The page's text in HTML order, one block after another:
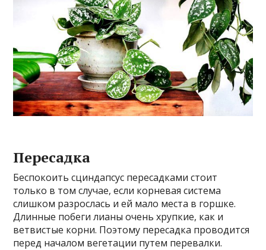
Пересадка
Беспокоить сциндапсус пересадками стоит
только в том случае, если корневая система
слишком разрослась и ей мало места в горшке.
Длинные побеги лианы очень хрупкие, как и
ветвистые корни. Поэтому пересадка проводится
перед началом вегетации путем перевалки.